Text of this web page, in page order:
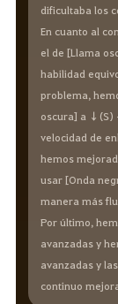
dificultaba los
En cuanto al
el de [Llama
habilidad
problema,
oscura] a ↓(S)
velocidad de
hemos
usar [Onda
manera más
Por último,
avanzadas y
avanzadas y
continuo